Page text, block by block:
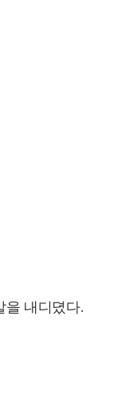
을 내디뎠다.